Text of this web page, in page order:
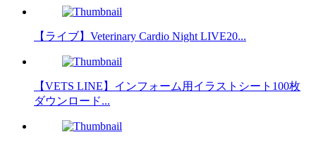
【ライブ】Veterinary Cardio Night LIVE20...
【VETS LINE】インフォーム用イラストシート100枚
ダウンロード...